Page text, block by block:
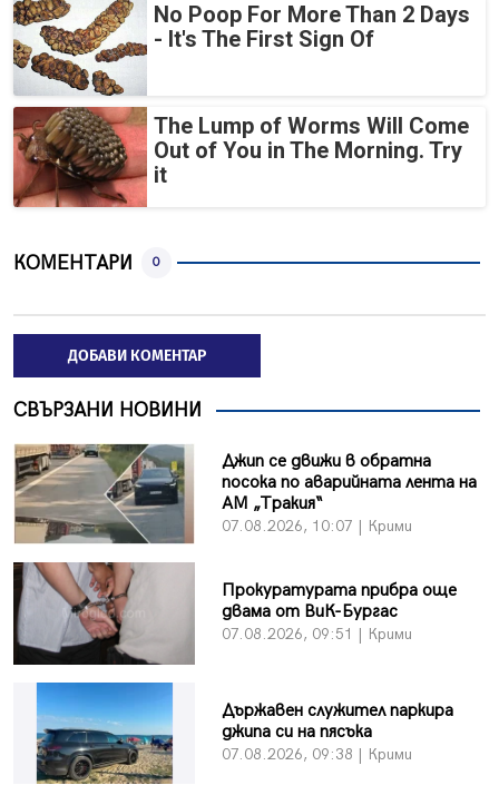
No Poop For More Than 2 Days
- It's The First Sign Of
The Lump of Worms Will Come
Out of You in The Morning. Try
it
КОМЕНТАРИ 0
ДОБАВИ КОМЕНТАР
СВЪРЗАНИ НОВИНИ
Джип се движи в обратна
посока по аварийната лента на
АМ „Тракия“
07.08.2026, 10:07 | Крими
Прокуратурата прибра още
двама от ВиК-Бургас
07.08.2026, 09:51 | Крими
Държавен служител паркира
джипа си на пясъка
07.08.2026, 09:38 | Крими